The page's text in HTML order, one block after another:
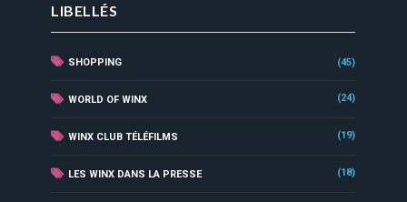
LIBELLÉS
SHOPPING (45)
WORLD OF WINX (24)
WINX CLUB TÉLÉFILMS (19)
LES WINX DANS LA PRESSE (18)